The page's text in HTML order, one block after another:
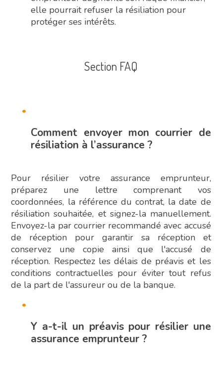
elle pourrait refuser la résiliation pour
protéger ses intérêts.
Section FAQ
Comment envoyer mon courrier de
résiliation à l’assurance ?
Pour résilier votre assurance emprunteur,
préparez une lettre comprenant vos
coordonnées, la référence du contrat, la date de
résiliation souhaitée, et signez-la manuellement.
Envoyez-la par courrier recommandé avec accusé
de réception pour garantir sa réception et
conservez une copie ainsi que l'accusé de
réception. Respectez les délais de préavis et les
conditions contractuelles pour éviter tout refus
de la part de l'assureur ou de la banque.
Y a-t-il un préavis pour résilier une
assurance emprunteur ?